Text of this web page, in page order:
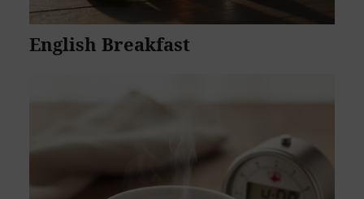
English Breakfast